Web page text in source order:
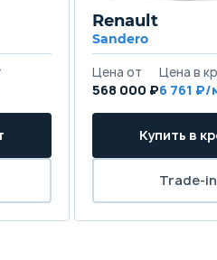
Renault
Sandero
568 000 ₽6 761